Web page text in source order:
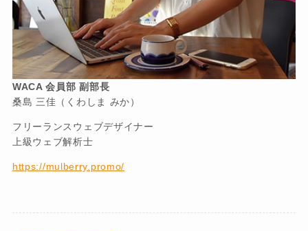
WACA 会員部 副部長
桑島 三佳（くわしま みか）
フリーランスウェブデザイナー
上級ウェブ解析士
https://mulberry.promo/